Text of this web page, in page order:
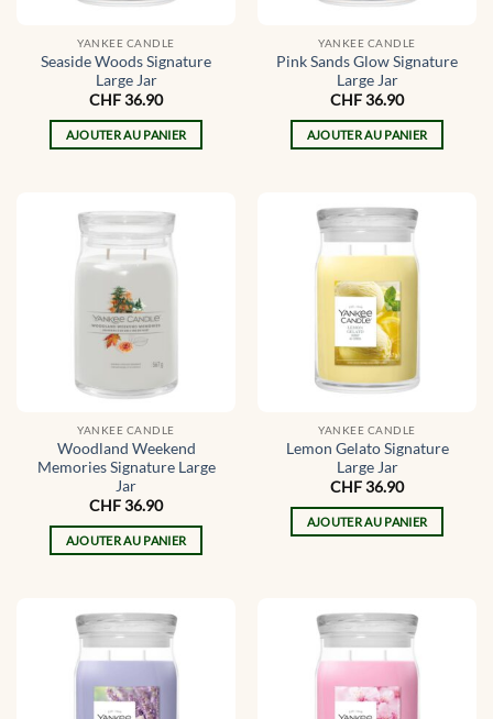
YANKEE CANDLE
Seaside Woods Signature
Large Jar
CHF36.90
AJOUTER AU PANIER
YANKEE CANDLE
Pink Sands Glow Signature
Large Jar
CHF36.90
AJOUTER AU PANIER
YANKEE CANDLE
Woodland Weekend
Memories Signature Large
Jar
CHF36.90
AJOUTER AU PANIER
YANKEE CANDLE
Lemon Gelato Signature
Large Jar
CHF36.90
AJOUTER AU PANIER